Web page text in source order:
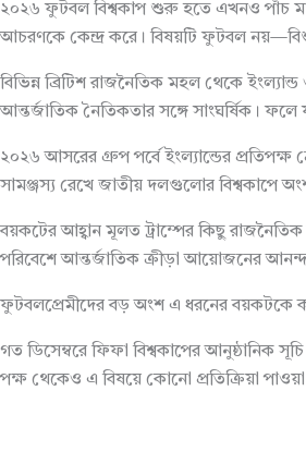
২০২৬ ফুটবল বিশ্বকাপ শুরু হতে এখনও পাঁচ মাস
আচরণকে কেন্দ্র করে। বিষয়টি ফুটবল
বিভিন্ন ব্রিটিশ রাজনৈতিক মহল থেকে
আন্তর্জাতিক নৈতিকতার সঙ্গে সাংঘর্ষিক।
২০২৬ আসরের গ্রুপ পর্বে ইংল্যান্ডের প্রতিপক্ষ
সামঞ্জস্য রেখে জাতীয় দলগুলোর বিশ্বকাপে
বয়কটের আহ্বান মূলত ট্রাম্পের কিছু রাজনৈতিক
পরিবেশে আন্তর্জাতিক ক্রীড়া আয়োজনের আনন্দ
ফুটবলপ্রেমীদের বড় অংশ এ ধরনের বয়কটকে
গত ডিসেম্বরে ফিফা বিশ্বকাপের আনুষ্ঠানিক
পক্ষ থেকেও এ বিষয়ে কোনো প্রতিক্রিয়া পাওয়া